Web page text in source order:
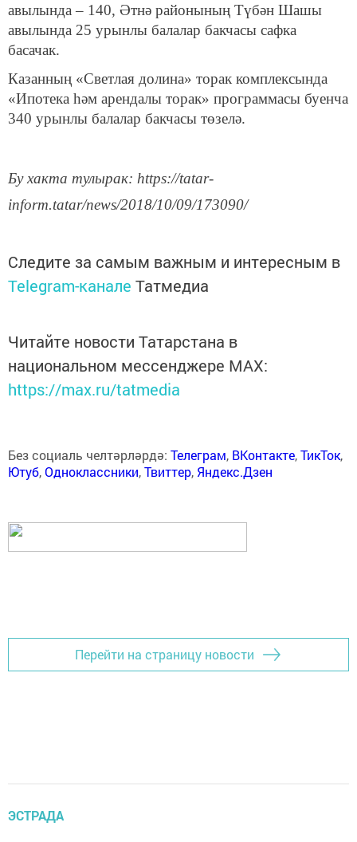
авылында – 140, Әтнә районының Түбән Шашы
авылында 25 урынлы балалар бакчасы сафка
басачак.
Казанның «Светлая долина» торак комплексында
«Ипотека һәм арендалы торак» программасы буенча
340 урынлы балалар бакчасы төзелә.
Бу хакта тулырак: https://tatar-
inform.tatar/news/2018/10/09/173090/
Следите за самым важным и интересным в
Telegram-канале Татмедиа
Читайте новости Татарстана в
национальном мессенджере MАХ:
https://max.ru/tatmedia
Без социаль челтәрләрдә: Телеграм, ВКонтакте,ТикТок,
Ютуб,Одноклассники,Твиттер, Яндекс.Дзен
Перейти на страницу новости
ЭСТРАДА